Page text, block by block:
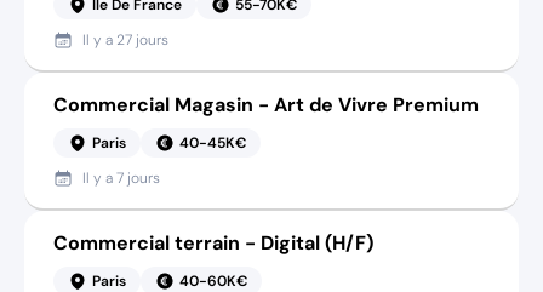
Ile De France
55-70K€
Il y a 27 jours
Commercial Magasin - Art de Vivre Premium
Paris
40-45K€
Il y a7 jours
Commercial terrain - Digital (H/F)
Paris
40-60K€